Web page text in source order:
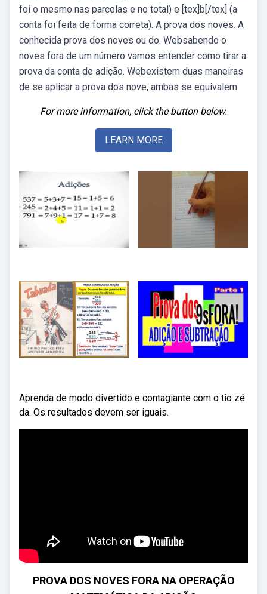
foi o mesmo nas parcelas e no total) e [tex]b[/tex] (a
conta foi feita de forma correta). A prova dos noves. A
conhecida prova dos noves ou do. Websabendo o
noves fora de um número vamos entender como tirar a
prova da conta de adição. Webexistem duas maneiras
de se aplicar a prova dos nove, ambas se equivalem:
For more information, click the button below.
LEARN MORE
Aprenda de modo divertido e contagiante com o tio zé
da. Os resultados devem ser iguais.
PROVA DOS NOVES FORA NA OPERAÇÃO